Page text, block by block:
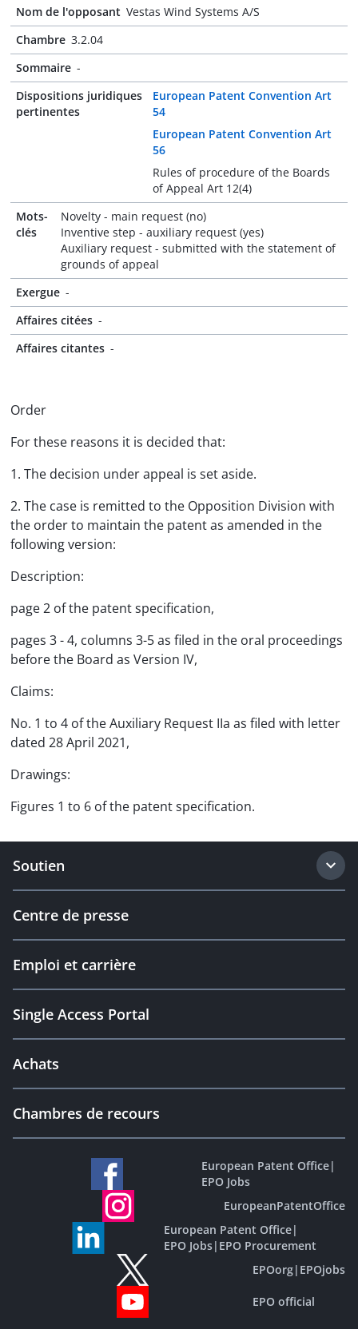
Nom de l'opposant Vestas Wind Systems A/S
Chambre 3.2.04
Sommaire -
Dispositions juridiques
pertinentes
European Patent Convention Art
54
European Patent Convention Art
56
Rules of procedure of the Boards
of Appeal Art 12(4)
Mots-
clés
Novelty - main request (no)
Inventive step - auxiliary request (yes)
Auxiliary request - submitted with the statement of
grounds of appeal
Exergue -
Affaires citées -
Affaires citantes -
Order
For these reasons it is decided that:
1. The decision under appeal is set aside.
2. The case is remitted to the Opposition Division with
the order to maintain the patent as amended in the
following version:
Description:
page 2 of the patent specification,
pages 3 - 4, columns 3-5 as filed in the oral proceedings
before the Board as Version IV,
Claims:
No. 1 to 4 of the Auxiliary Request IIa as filed with letter
dated 28 April 2021,
Drawings:
Figures 1 to 6 of the patent specification.
Soutien
Centre de presse
Emploi et carrière
Single Access Portal
Achats
Chambres de recours
European Patent Office|
EPO Jobs
EuropeanPatentOffice
European Patent Office|
EPO Jobs| EPO Procurement
EPOorg| EPOjobs
EPO official